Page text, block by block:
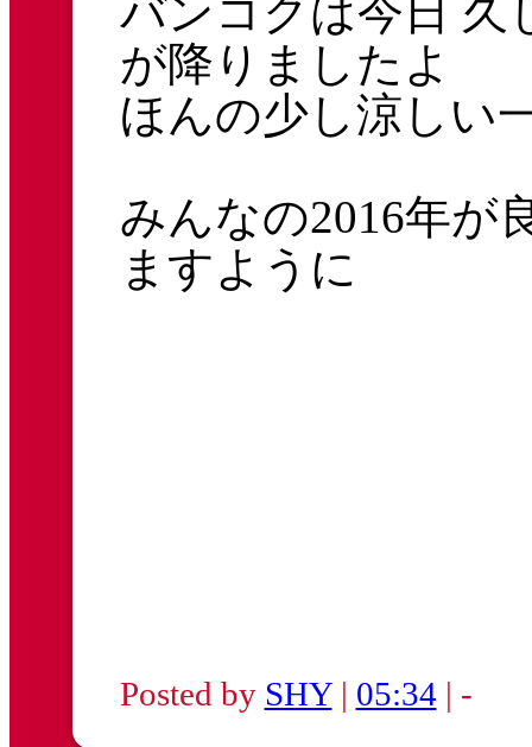
バンコクは今日 久
が降りましたよ
ほんの少し涼しい
みんなの2016年が
ますように
Posted by SHY| 05:34 | -